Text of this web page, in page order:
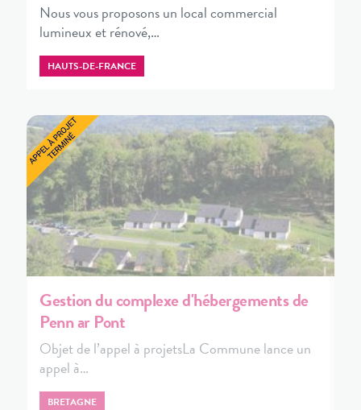
Nous vous proposons un local commercial
lumineux et rénové,…
HAUTS-DE-FRANCE
Gestion du complexe d'hébergements de
Penn ar Pont
Objet de l’appel à projetsLa Commune lance un
appel à…
BRETAGNE